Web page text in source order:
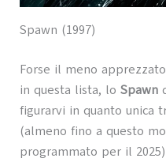
Spawn (1997)
Forse il meno
in questa lista, lo Spawn
figurarvi in quanto unica
(almeno fino a questo
programmato per il